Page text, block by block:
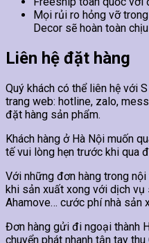
Mọi rủi ro hỏng vỡ
Decor sẽ hoàn toàn
Liên hệ đặt hàng
Quý khách có thể liên hệ với
trang web: hotline, zalo,
đặt hàng sản phẩm.
Khách hàng ở Hà Nội muốn
tế vui lòng hẹn trước khi qua
Với những đơn hàng trong
khi sản xuất xong với dịch vụ
Ahamove… cước phí nhà sản
Đơn hàng gửi đi ngoại thành
chuyển phát nhanh tận tay